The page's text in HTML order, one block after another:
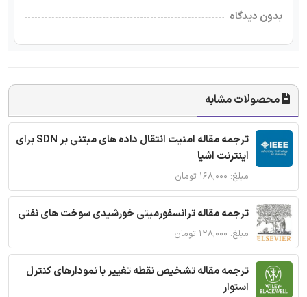
بدون دیدگاه
محصولات مشابه
ترجمه مقاله امنیت انتقال داده های مبتنی بر SDN برای
اینترنت اشیا
مبلغ: ۱۶۸,۰۰۰ تومان
ترجمه مقاله ترانسفورمیتی خورشیدی سوخت های نفتی
مبلغ: ۱۲۸,۰۰۰ تومان
ترجمه مقاله تشخیص نقطه تغییر با نمودارهای کنترل
استوار